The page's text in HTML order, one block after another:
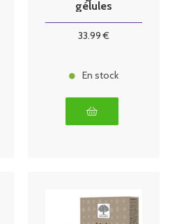
gélules
33.99 €
En stock